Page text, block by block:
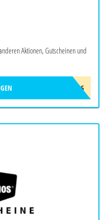
Aktionen, Gutscheinen und
CONSENZ_SOMMER_2026